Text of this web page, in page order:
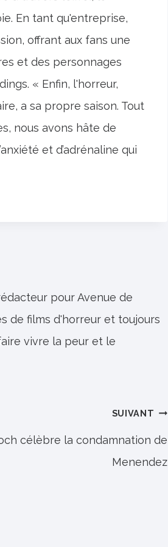
En tant qu'entreprise,
offrant aux fans une
et des personnages
« Enfin, l'horreur,
a sa propre saison. Tout
nous avons hâte de
et d’adrénaline qui
pour Avenue de
de films d'horreur et toujours
vivre la peur et le
SUIVANT
célèbre la condamnation de
Menendez